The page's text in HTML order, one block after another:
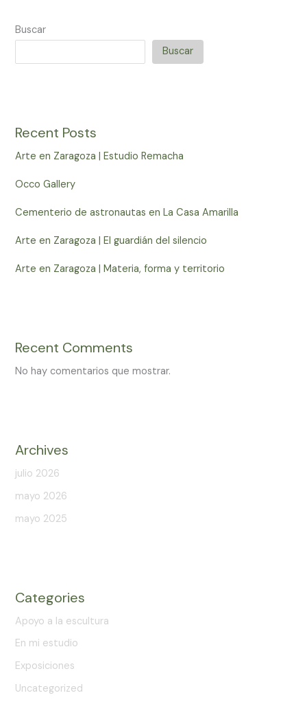
Buscar
Buscar
Recent Posts
Arte en Zaragoza | Estudio Remacha
Occo Gallery
Cementerio de astronautas en La Casa Amarilla
Arte en Zaragoza | El guardián del silencio
Arte en Zaragoza | Materia, forma y territorio
Recent Comments
No hay comentarios que mostrar.
Archives
julio 2026
mayo 2026
mayo 2025
Categories
Apoyo a la escultura
En mi estudio
Exposiciones
Uncategorized